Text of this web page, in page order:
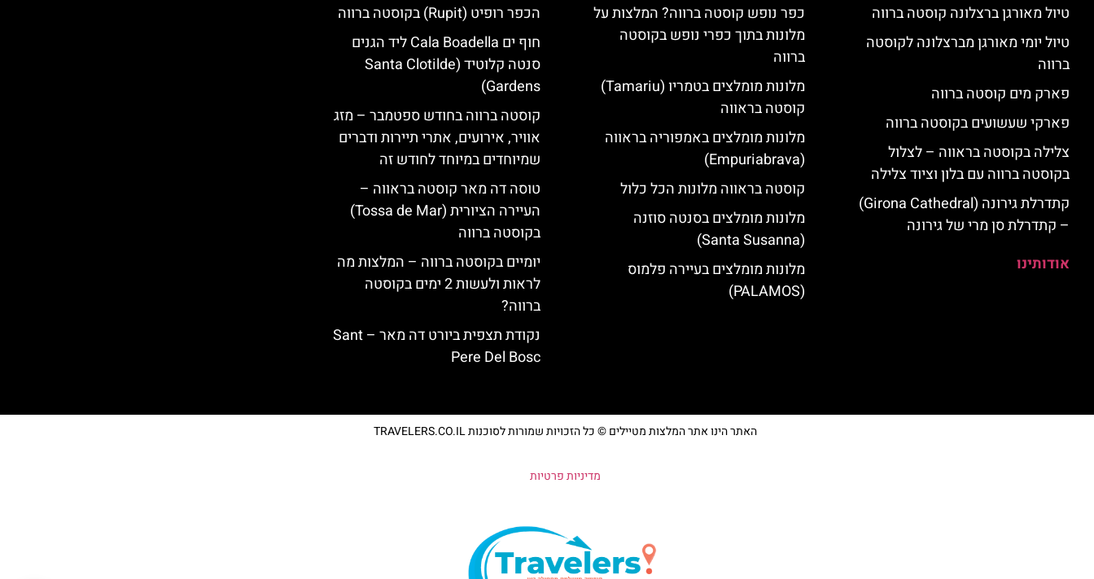
טיול מאורגן ברצלונה קוסטה ברווה
טיול יומי מאורגן מברצלונה לקוסטה
ברווה
פארק מים קוסטה ברווה
פארקי שעשועים בקוסטה ברווה
צלילה בקוסטה בראווה – לצלול
בקוסטה ברווה עם בלון וציוד צלילה
קתדרלת גירונה (Girona Cathedral)
– קתדרלת סן מרי של גירונה
אודותינו
כפר נופש קוסטה ברווה? המלצות על
מלונות בתוך כפרי נופש בקוסטה
ברווה
מלונות מומלצים בטמריו (Tamariu)
קוסטה בראווה
מלונות מומלצים באמפוריה בראווה
(Empuriabrava)
קוסטה בראווה מלונות הכל כלול
מלונות מומלצים בסנטה סוזנה
(Santa Susanna)
מלונות מומלצים בעיירה פלמוס
(PALAMOS)
הכפר רופיט (Rupit) בקוסטה ברווה
חוף ים Cala Boadella ליד הגנים
סנטה קלוטיד (Santa Clotilde
Gardens)
קוסטה ברווה בחודש ספטמבר – מזג
אוויר, אירועים, אתרי תיירות ודברים
שמיוחדים במיוחד לחודש זה
טוסה דה מאר קוסטה בראווה –
העיירה הציורית (Tossa de Mar)
בקוסטה ברווה
יומיים בקוסטה ברווה – המלצות מה
לראות ולעשות 2 ימים בקוסטה
ברווה?
נקודת תצפית ביורט דה מאר – Sant
Pere Del Bosc
האתר הינו אתר המלצות מטיילים © כל הזכויות שמורות לסוכנות TRAVELERS.CO.IL
מדיניות פרטיות